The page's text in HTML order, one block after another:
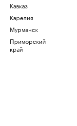
Кавказ
Карелия
Мурманск
Приморский
край